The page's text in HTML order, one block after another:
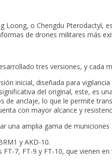
Loong, o Chengdu
de drones militares más
tres versiones, y cada
inicial, diseñada para
del original, este, es
de anclaje, lo que le permite
con mayor alcance y
una amplia gama de
y AKD-10.
FT-7, FT-9 y FT-10, que vienen